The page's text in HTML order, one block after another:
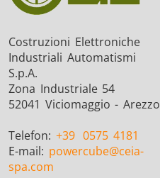
Costruzioni Elettroniche
Industriali Automatismi
S.p.A.
Zona Industriale 54
52041 Viciomaggio - Arezzo
Telefon: +39 0575 4181
E-mail: powercube@ceia-
spa.com